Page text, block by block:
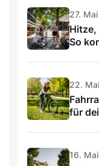
27.
So
22.
für
16.